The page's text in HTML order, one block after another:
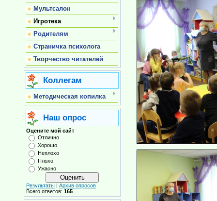
Мультсалон
Игротека
Родителям
Страничка психолога
Творчество читателей
Коллегам
Методическая копилка
Наш опрос
Оцените мой сайт
Отлично
Хорошо
Неплохо
Плохо
Ужасно
Результаты | Архив опросов
Всего ответов: 165